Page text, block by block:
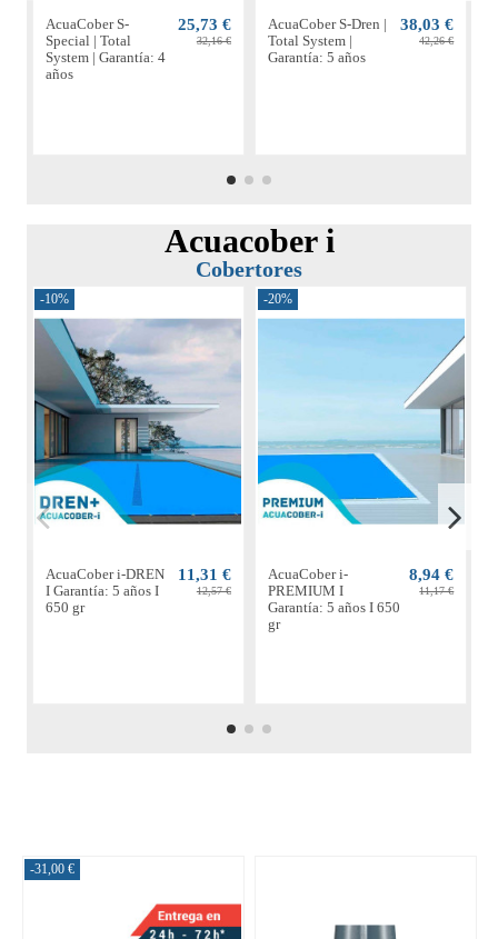
AcuaCober S-
Special | Total
System | Garantía: 4
años
25,73 €
32,16 €
AcuaCober S-Dren |
Total System |
Garantía: 5 años
38,03 €
42,26 €
Acuacober i
Cobertores
-10%
AcuaCober i-DREN
I Garantía: 5 años I
650 gr
11,31 €
12,57 €
-20%
AcuaCober i-
PREMIUM I
Garantía: 5 años I 650
gr
8,94 €
11,17 €
-31,00 €